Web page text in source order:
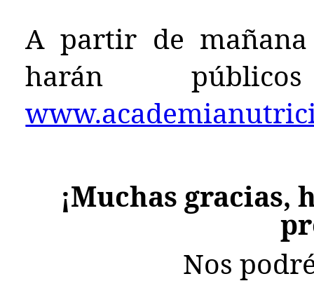
A partir de mañana
harán
¡Muchas gracias,
Nos